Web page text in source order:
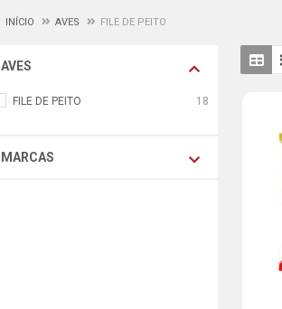
INÍCIO AVES FILE DE PEITO
AVES
FILE DE PEITO 18
MARCAS